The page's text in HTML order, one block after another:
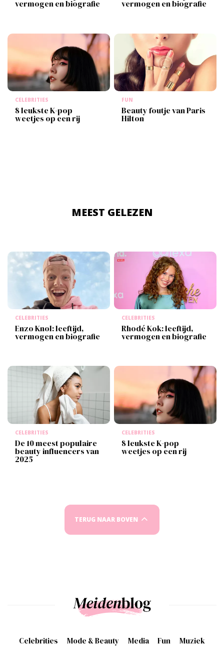
vermogen en biografie vermogen en biografie
CELEBRITIES
8 leukste K-pop
weetjes op een rij
FUN
Beauty foutje van Paris
Hilton
MEEST GELEZEN
CELEBRITIES
Enzo Knol: leeftijd,
vermogen en biografie
CELEBRITIES
Rhodé Kok: leeftijd,
vermogen en biografie
CELEBRITIES
De 10 meest populaire
beauty influencers van
2025
CELEBRITIES
8 leukste K-pop
weetjes op een rij
TERUG NAAR BOVEN
Celebrities Mode & Beauty Media Fun Muziek